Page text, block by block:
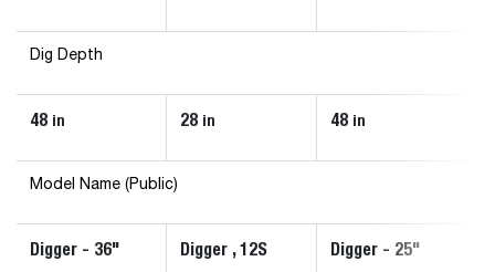
Dig Depth
48 in 28 in 48 in
Model Name (Public)
Digger - 36" Digger , 12S Digger - 25"